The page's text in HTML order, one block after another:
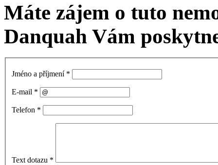
Máte zájem o tuto
Danquah Vám
Jméno a příjmení *
E-mail *
Telefon *
Text dotazu *